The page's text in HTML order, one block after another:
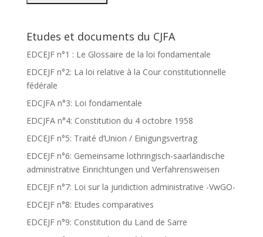
Etudes et documents du CJFA
EDCEJF n°1 : Le Glossaire de la loi fondamentale
EDCEJF n°2: La loi relative à la Cour constitutionnelle
fédérale
EDCJFA n°3: Loi fondamentale
EDCJFA n°4: Constitution du 4 octobre 1958
EDCEJF n°5: Traité d’Union / Einigungsvertrag
EDCEJF n°6: Gemeinsame lothringisch-saarländische
administrative Einrichtungen und Verfahrensweisen
EDCEJF n°7: Loi sur la juridiction administrative -VwGO-
EDCEJF n°8: Etudes comparatives
EDCEJF n°9: Constitution du Land de Sarre